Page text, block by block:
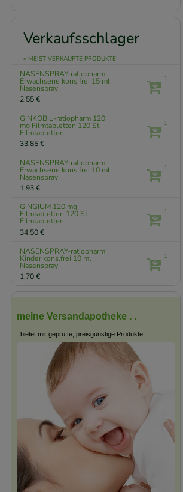
Verkaufsschlager
» MEIST VERKAUFTE PRODUKTE
NASENSPRAY-ratiopharm
Erwachsene kons.frei 15 ml
Nasenspray
2,55 €
1
GINKOBIL-ratiopharm 120
mg Filmtabletten 120 St
Filmtabletten
33,85 €
1
NASENSPRAY-ratiopharm
Erwachsene kons.frei 10 ml
Nasenspray
1,93 €
1
GINGIUM 120 mg
Filmtabletten 120 St
Filmtabletten
34,50 €
1
NASENSPRAY-ratiopharm
Kinder kons.frei 10 ml
Nasenspray
1,70 €
1
meine Versandapotheke . .
..bietet mir geprüfte, preisgünstige Produkte.